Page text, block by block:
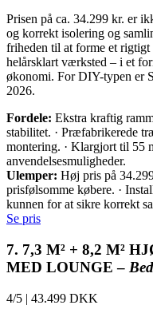
Prisen på ca. 34.299 kr. er
og korrekt isolering og
friheden til at forme et rigtigt
helårsklart værksted – i et
økonomi. For DIY-typen er
2026.
Fordele: Ekstra kraftig
stabilitet. · Præfabrikerede
montering. · Klargjort til 55
anvendelsesmuligheder.
Ulemper: Høj pris på
prisfølsomme købere. ·
kunnen for at sikre korrekt
Se pris
7. 7,3 M² + 8,2 M²
MED LOUNGE –
4/5 | 43.499 DKK